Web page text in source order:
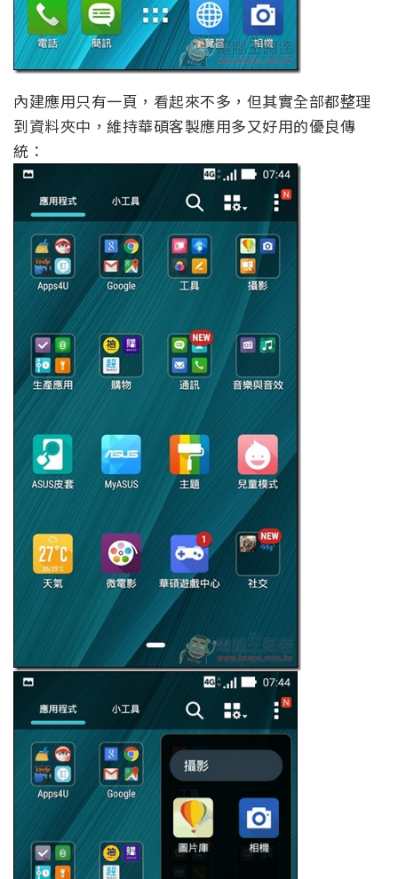
內建應用只有一頁，看起來不多，但其實全部都整理
到資料夾中，維持華碩客製應用多又好用的優良傳
統：